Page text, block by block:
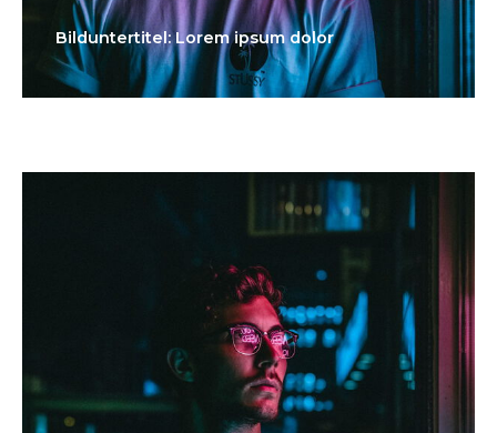
Bilduntertitel: Lorem ipsum dolor